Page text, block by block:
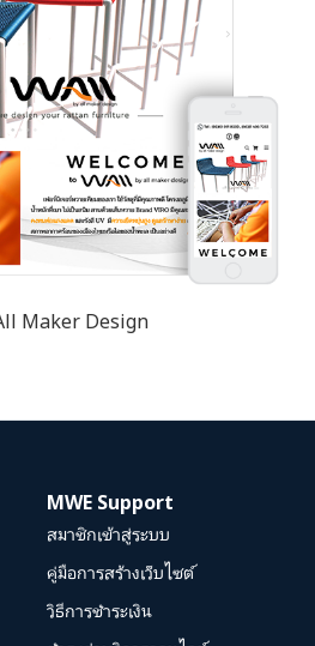
Maker Design
MWE Support
สมาชิกเข้าสู่ระบบ
คู่มือการสร้างเว็บไซต์
วิธีการชำระเงิน